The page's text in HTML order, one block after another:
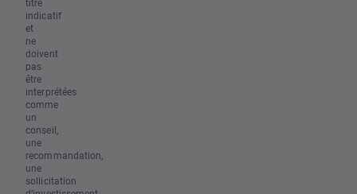
titre
indicatif
et
ne
doivent
pas
être
interprétées
comme
un
conseil,
une
recommandation,
une
sollicitation